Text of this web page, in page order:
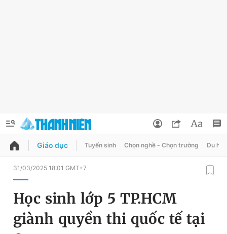
QUẢNG CÁO ĐẶT BÁO
Chuyên mục
Đổi mật khẩu
Tin đã lưu
Giáo dục Tuyển sinh Chọn nghề - Chọn trường Du học
31/03/2025 18:01 GMT+7
Học sinh lớp 5 TP.HCM
giành quyền thi quốc tế tại